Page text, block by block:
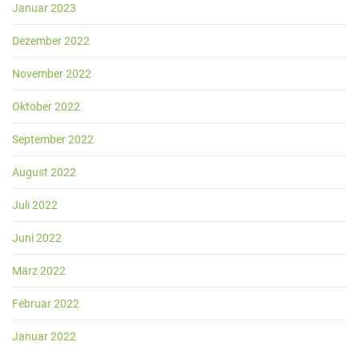
Januar 2023
Dezember 2022
November 2022
Oktober 2022
September 2022
August 2022
Juli 2022
Juni 2022
März 2022
Februar 2022
Januar 2022